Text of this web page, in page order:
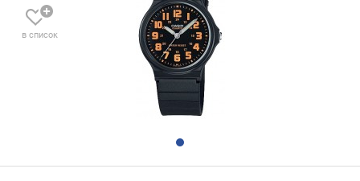
в список